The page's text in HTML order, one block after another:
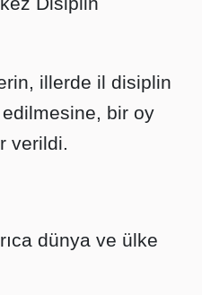
illerde il disiplin
bir oy
verildi.
dünya ve ülke